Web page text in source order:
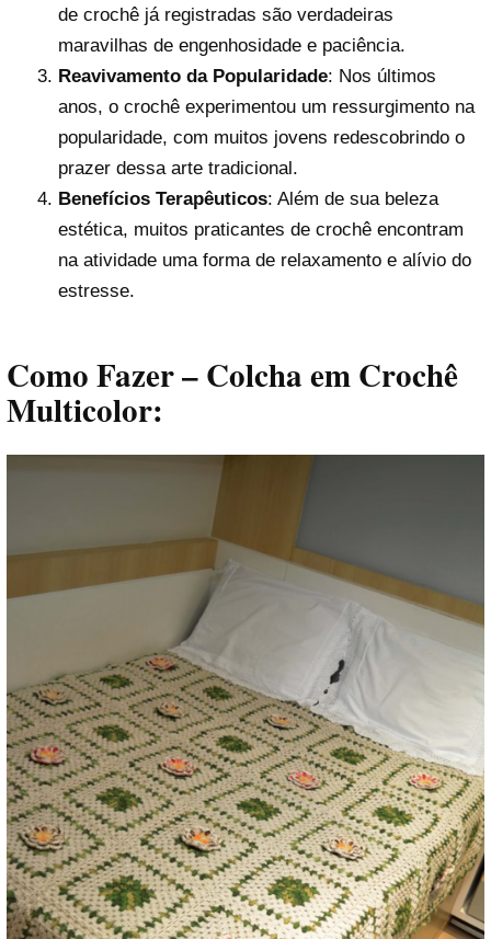
de crochê já registradas são verdadeiras
maravilhas de engenhosidade e paciência.
Reavivamento da Popularidade: Nos últimos
anos, o crochê experimentou um ressurgimento na
popularidade, com muitos jovens redescobrindo o
prazer dessa arte tradicional.
Benefícios Terapêuticos: Além de sua beleza
estética, muitos praticantes de crochê encontram
na atividade uma forma de relaxamento e alívio do
estresse.
Como Fazer – Colcha em Crochê
Multicolor: